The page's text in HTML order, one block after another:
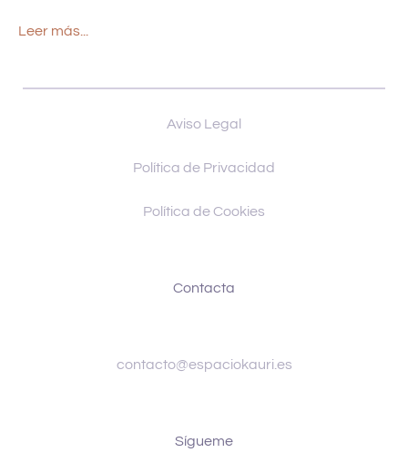
Leer más...
Aviso Legal
Política de Privacidad
Política de Cookies
Contacta
contacto@espaciokauri.es
Sígueme